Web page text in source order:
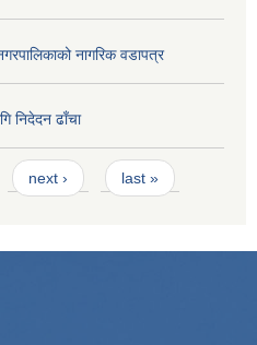
नागरिक वडापत्र
निदेदन ढाँचा
next › last »